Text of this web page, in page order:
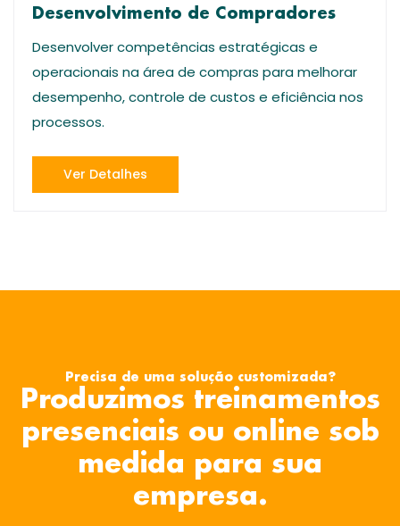
Desenvolvimento de Compradores
Desenvolver competências estratégicas e
operacionais na área de compras para melhorar
desempenho, controle de custos e eficiência nos
processos.
Ver Detalhes
Precisa de uma solução customizada?
Produzimos treinamentos
presenciais ou online sob
medida para sua
empresa.